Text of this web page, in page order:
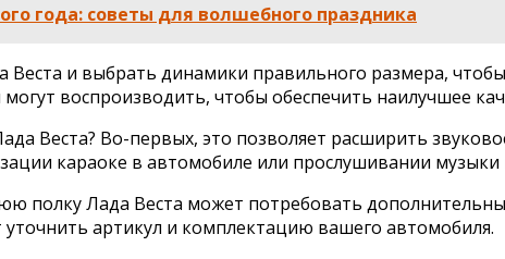
года: советы для волшебного праздника
Веста и выбрать динамики правильного размера,
воспроизводить, чтобы обеспечить наилучшее
Веста? Во-первых, это позволяет расширить
караоке в автомобиле или прослушивании
полку Лада Веста может потребовать
артикул и комплектацию вашего автомобиля.